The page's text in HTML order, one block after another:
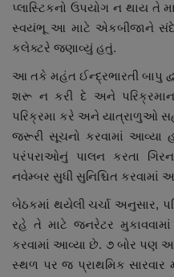
બોલિવૂડ
સ્વાસ્થ્ય
પ્લાસ્ટિકનો ઉપયોગ ન થાય તે
સ્વયંભૂ આ માટે એકબીજાને
કલેક્ટરે જણાવ્યું હતું.
આ તકે મહંત ઈન્દ્રભારતી બાપુ
શરૂ ન કરી દે અને
પરિક્રમા કરે અને યાત્રાળુઓ
જરૂરી સૂચનો કરવામાં આવ્યા
પરંપરાઓનું પાલન કરતા
નવેમ્બર સુધી સુનિશ્ચિત કરવામાં
બેઠકમાં થયેલી ચર્ચા અનુસાર,
રહે તે માટે જનરેટર
કરવામાં આવ્યા છે. ૭ બોર પણ
સ્થળ પર જ પ્રાથમિક સારવાર